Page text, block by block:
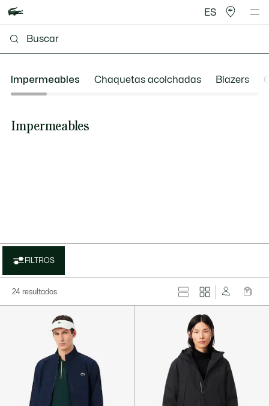
ES
Impermeables Chaquetas acolchadas Blazers
Impermeables
FILTROS
24 resultados